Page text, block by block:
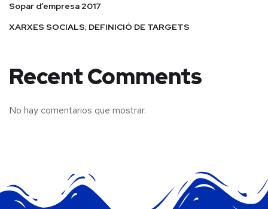
Sopar d’empresa 2017
XARXES SOCIALS; DEFINICIÓ DE TARGETS
Recent Comments
No hay comentarios que mostrar.